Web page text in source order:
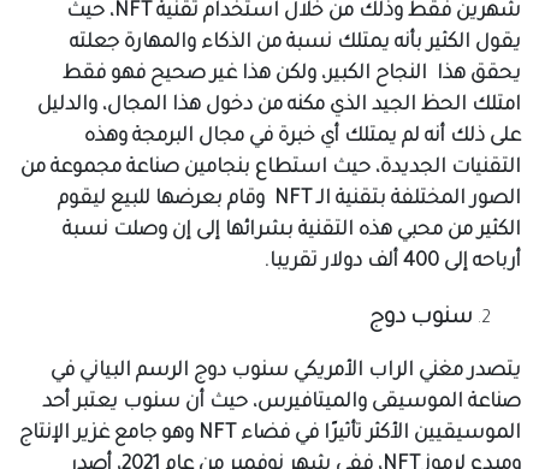
شهرين فقط وذلك من خلال استخدام تقنية NFT، حيث
يقول الكثير بأنه يمتلك نسبة من الذكاء والمهارة جعلته
يحقق هذا النجاح الكبير، ولكن هذا غير صحيح فهو فقط
امتلك الحظ الجيد الذي مكنه من دخول هذا المجال، والدليل
على ذلك أنه لم يمتلك أي خبرة في مجال البرمجة وهذه
التقنيات الجديدة، حيث استطاع بنجامين صناعة مجموعة من
الصور المختلفة بتقنية الـ NFT وقام بعرضها للبيع ليقوم
الكثير من محبي هذه التقنية بشرائها إلى إن وصلت نسبة
أرباحه إلى 400 ألف دولار تقريبا.
سنوب دوج
يتصدر مغني الراب الأمريكي سنوب دوج الرسم البياني في
صناعة الموسيقى والميتافيرس، حيث أن سنوب يعتبر أحد
الموسيقيين الأكثر تأثيرًا في فضاء NFT وهو جامع غزير الإنتاج